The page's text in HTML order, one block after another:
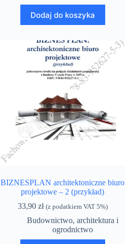
Dodaj do koszyka
BIZNESPLAN architektoniczne biuro
projektowe – 2 (przykład)
33,90 zł (z podatkiem VAT 5%)
Budownictwo, architektura i
ogrodnictwo